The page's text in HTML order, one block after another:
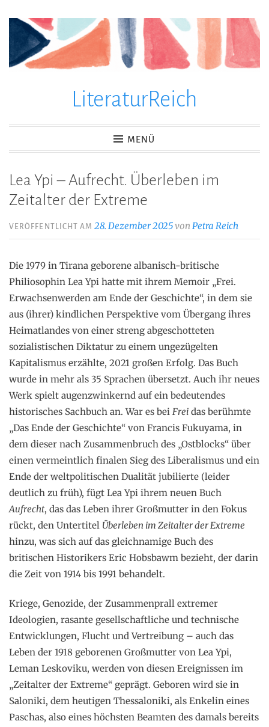
Zum
springen
LiteraturReich
MENÜ
Lea Ypi – Aufrecht. Überleben im
Zeitalter der Extreme
VERÖFFENTLICHT AM28. Dezember 2025von Petra Reich
Die 1979 in Tirana geborene albanisch-britische
Philiosophin Lea Ypi hatte mit ihrem Memoir „Frei.
Erwachsenwerden am Ende der Geschichte“, in dem sie
aus (ihrer) kindlichen Perspektive vom Übergang ihres
Heimatlandes von einer streng abgeschotteten
sozialistischen Diktatur zu einem ungezügelten
Kapitalismus erzählte, 2021 großen Erfolg. Das Buch
wurde in mehr als 35 Sprachen übersetzt. Auch ihr neues
Werk spielt augenzwinkernd auf ein bedeutendes
historisches Sachbuch an. War es bei Frei das berühmte
„Das Ende der Geschichte“ von Francis Fukuyama, in
dem dieser nach Zusammenbruch des „Ostblocks“ über
einen vermeintlich finalen Sieg des Liberalismus und ein
Ende der weltpolitischen Dualität jubilierte (leider
deutlich zu früh), fügt Lea Ypi ihrem neuen Buch
Aufrecht, das das Leben ihrer Großmutter in den Fokus
rückt, den Untertitel Überleben im Zeitalter der Extreme
hinzu, was sich auf das gleichnamige Buch des
britischen Historikers Eric Hobsbawm bezieht, der darin
die Zeit von 1914 bis 1991 behandelt.
Kriege, Genozide, der Zusammenprall extremer
Ideologien, rasante gesellschaftliche und technische
Entwicklungen, Flucht und Vertreibung – auch das
Leben der 1918 geborenen Großmutter von Lea Ypi,
Leman Leskoviku, werden von diesen Ereignissen im
„Zeitalter der Extreme“ geprägt. Geboren wird sie in
Saloniki, dem heutigen Thessaloniki, als Enkelin eines
Paschas, also eines höchsten Beamten des damals bereits